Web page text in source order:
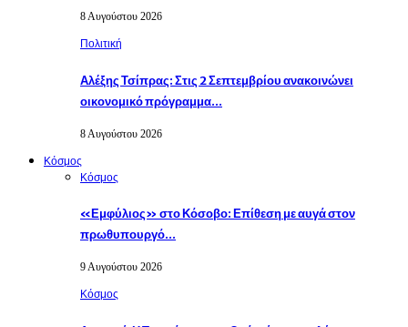
8 Αυγούστου 2026
Πολιτική
Αλέξης Τσίπρας: Στις 2 Σεπτεμβρίου ανακοινώνει
οικονομικό πρόγραμμα…
8 Αυγούστου 2026
Κόσμος
Κόσμος
«Εμφύλιος» στο Κόσοβο: Επίθεση με αυγά στον
πρωθυπουργό…
9 Αυγούστου 2026
Κόσμος